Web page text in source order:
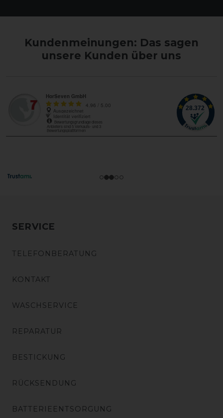
Kundenmeinungen: Das sagen
unsere Kunden über uns
SERVICE
TELEFONBERATUNG
KONTAKT
WASCHSERVICE
REPARATUR
BESTICKUNG
RÜCKSENDUNG
BATTERIEENTSORGUNG